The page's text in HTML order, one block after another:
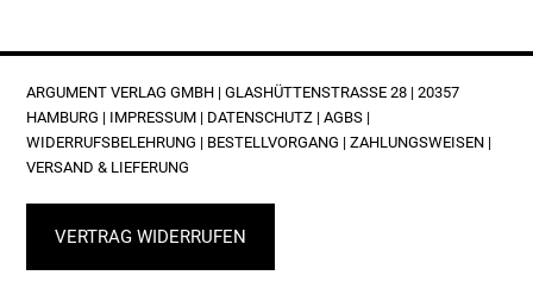
FOOTER
ARGUMENT VERLAG GMBH | GLASHÜTTENSTRASSE 28 | 20357 H
AMBURG | IMPRESSUM | DATENSCHUTZ |AGBS |
WIDERRUFSBELEHRUNG | BESTELLVORGANG |ZAHLUNGSWEISEN |
VERSAND & LIEFERUNG
VERTRAG WIDERRUFEN